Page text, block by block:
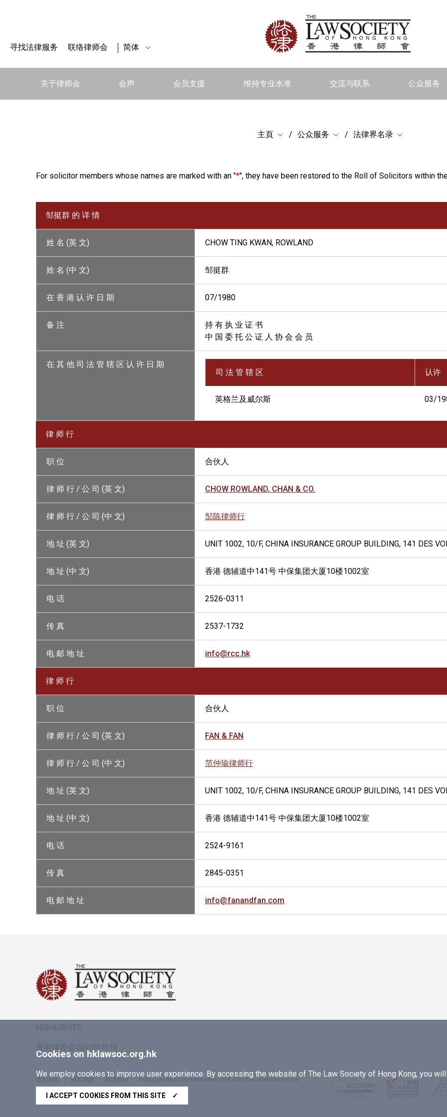
寻找法律服务 联络律师会 简体
关于律师会 会声 会员支援 维持专业水准 交流与联系 公众服务
主頁 公众服务 法律界名录
For solicitor members whose names are marked with an "*", they have been restored to the Roll of Solicitors within
邹挺群 的 详 情
姓 名 (英 文) CHOW TING KWAN, ROWLAND
姓 名 (中 文) 邹挺群
在 香 港 认 许 日 期 07/1980
备 注
持 有 执 业 证 书
中 国 委 托 公 证 人 协 会 会 员
在 其 他 司 法 管 辖 区 认 许 日 期
司 法 管 辖 区
认许
英格兰及威尔斯 03/
律 师 行
职 位 合伙人
律 师 行 / 公 司 (英 文) CHOW ROWLAND, CHAN & CO.
律 师 行 / 公 司 (中 文) 邹陈律师行
地 址 (英 文) UNIT 1002, 10/F, CHINA INSURANCE GROUP BUILDING, 141 DES
地 址 (中 文) 香港 德辅道中141号 中保集团大厦10楼1002室
电 话 2526-0311
传 真 2537-1732
电 邮 地 址 info@rcc.hk
律 师 行
职 位 合伙人
律 师 行 / 公 司 (英 文) FAN & FAN
律 师 行 / 公 司 (中 文) 范仲瑜律师行
地 址 (英 文) UNIT 1002, 10/F, CHINA INSURANCE GROUP BUILDING, 141 DES
地 址 (中 文) 香港 德辅道中141号 中保集团大厦10楼1002室
电 话 2524-9161
传 真 2845-0351
电 邮 地 址 info@fanandfan.com
Cookies on hklawsoc.org.hk
We employ cookies to improve user experience. By accessing the website of The Law Society of Hong Kong, you
I ACCEPT COOKIES FROM THIS SITE ✓
香港律师会2025年年报
网页地图 私隐政策
Policy on Anti-Discrimination and Anti-Sexual Harassment
Copyright © 2026 香港律师会版权所有，不得转载